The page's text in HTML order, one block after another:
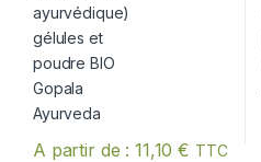
A partir de :11,10€ TTC